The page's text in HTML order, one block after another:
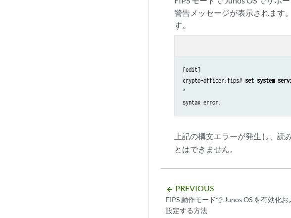
警告メッセージが表示されます
す。
[edit]
crypto-officer:fips# set system
^
上記の構文エラーが発生し、読
とはできません。
arrow_backward PREVIOUS
FIPS 動作モードで Junos OS を有効化お
設定する方法